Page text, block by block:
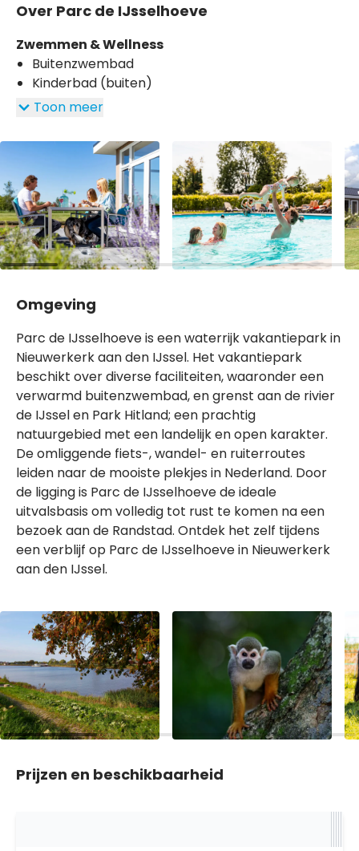
Over Parc de IJsselhoeve
Zwemmen & Wellness
Buitenzwembad
Kinderbad (buiten)
Toon meer
Omgeving
Parc de IJsselhoeve is een waterrijk vakantiepark in
Nieuwerkerk aan den IJssel. Het vakantiepark
beschikt over diverse faciliteiten, waaronder een
verwarmd buitenzwembad, en grenst aan de rivier
de IJssel en Park Hitland; een prachtig
natuurgebied met een landelijk en open karakter.
De omliggende fiets-, wandel- en ruiterroutes
leiden naar de mooiste plekjes in Nederland. Door
de ligging is Parc de IJsselhoeve de ideale
uitvalsbasis om volledig tot rust te komen na een
bezoek aan de Randstad. Ontdek het zelf tijdens
een verblijf op Parc de IJsselhoeve in Nieuwerkerk
aan den IJssel.
Prijzen en beschikbaarheid